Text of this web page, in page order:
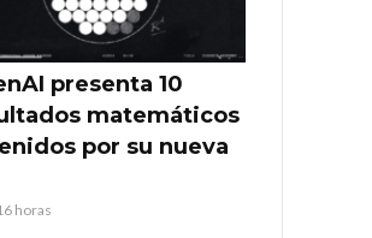
presenta 10
matemáticos
por su nueva
horas